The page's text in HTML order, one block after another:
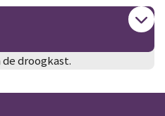
n
e
n
de droogkast.